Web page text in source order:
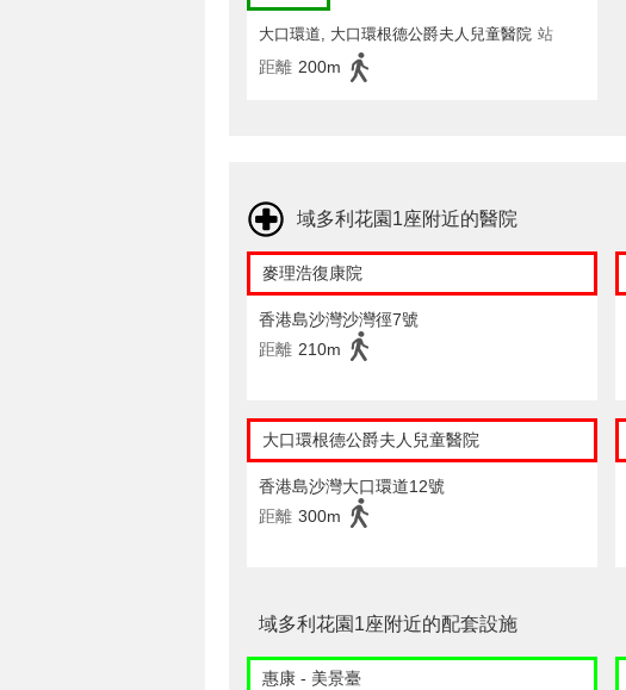
大口環道, 大口環根德公爵夫人兒童醫院 站
距離 200m
域多利花園1座附近的醫院
麥理浩復康院
香港島沙灣沙灣徑7號
距離 210m
大口環根德公爵夫人兒童醫院
香港島沙灣大口環道12號
距離 300m
域多利花園1座附近的配套設施
惠康 - 美景臺